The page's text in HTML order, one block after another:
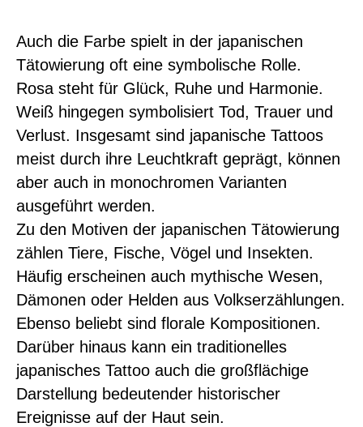
Auch die Farbe spielt in der japanischen
Tätowierung oft eine symbolische Rolle.
Rosa steht für Glück, Ruhe und Harmonie.
Weiß hingegen symbolisiert Tod, Trauer und
Verlust. Insgesamt sind japanische Tattoos
meist durch ihre Leuchtkraft geprägt, können
aber auch in monochromen Varianten
ausgeführt werden.
Zu den Motiven der japanischen Tätowierung
zählen Tiere, Fische, Vögel und Insekten.
Häufig erscheinen auch mythische Wesen,
Dämonen oder Helden aus Volkserzählungen.
Ebenso beliebt sind florale Kompositionen.
Darüber hinaus kann ein traditionelles
japanisches Tattoo auch die großflächige
Darstellung bedeutender historischer
Ereignisse auf der Haut sein.